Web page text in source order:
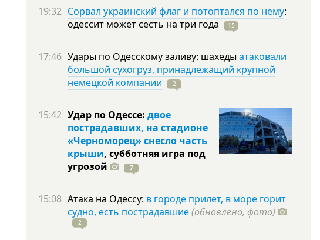
19:32 Сорвал украинский флаг и потоптался по нему:
одессит может сесть на три года 15
17:46 Удары по Одесскому заливу: шахеды атаковали
большой сухогруз, принадлежащий крупной
немецкой компании
2
15:42 Удар по Одессе: двое
пострадавших, на стадионе
«Черноморец» снесло часть
крыши, субботняя игра под
угрозой
7
15:08 Атака на Одессу: в городе прилет, в море горит
судно, есть пострадавшие(обновлено, фото)
2